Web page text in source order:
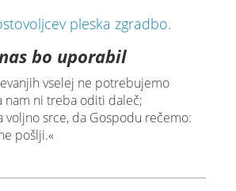
bo uporabil
vselej ne potrebujemo
nam ni treba oditi daleč;
srce, da Gospodu rečemo:
pošlji.«